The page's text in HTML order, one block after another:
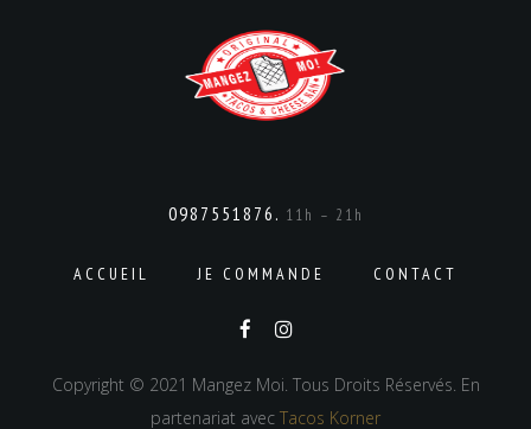
0987551876. 11h – 21h
ACCUEIL JE COMMANDE CONTACT
Copyright © 2021 Mangez Moi. Tous Droits Réservés. En
partenariat avec Tacos Korner